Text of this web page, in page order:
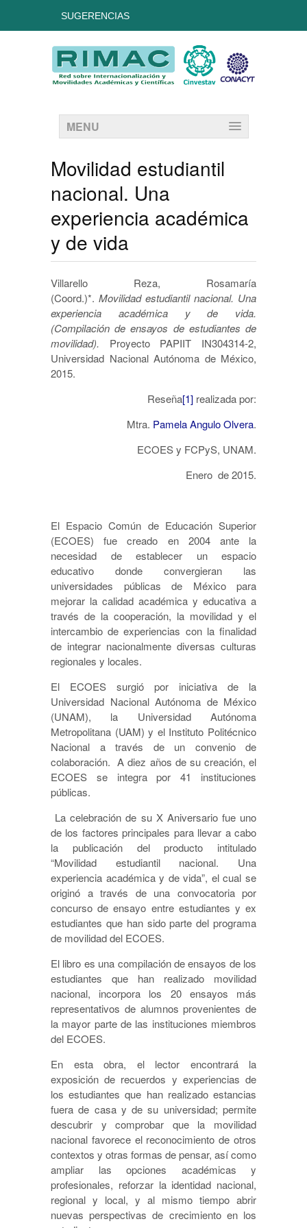
SUGERENCIAS
MENU
Movilidad estudiantil
nacional. Una
experiencia académica
y de vida
Villarello Reza, Rosamaría
(Coord.)*. Movilidad estudiantil nacional. Una
experiencia académica y de vida.
(Compilación de ensayos de estudiantes de
movilidad). Proyecto PAPIIT IN304314-2,
Universidad Nacional Autónoma de México,
2015.
Reseña[1] realizada por:
Mtra. Pamela Angulo Olvera.
ECOES y FCPyS, UNAM.
Enero de 2015.
El Espacio Común de Educación Superior
(ECOES) fue creado en 2004 ante la
necesidad de establecer un espacio
educativo donde convergieran las
universidades públicas de México para
mejorar la calidad académica y educativa a
través de la cooperación, la movilidad y el
intercambio de experiencias con la finalidad
de integrar nacionalmente diversas culturas
regionales y locales.
El ECOES surgió por iniciativa de la
Universidad Nacional Autónoma de México
(UNAM), la Universidad Autónoma
Metropolitana (UAM) y el Instituto Politécnico
Nacional a través de un convenio de
colaboración. A diez años de su creación, el
ECOES se integra por 41 instituciones
públicas.
La celebración de su X Aniversario fue uno
de los factores principales para llevar a cabo
la publicación del producto intitulado
“Movilidad estudiantil nacional. Una
experiencia académica y de vida”, el cual se
originó a través de una convocatoria por
concurso de ensayo entre estudiantes y ex
estudiantes que han sido parte del programa
de movilidad del ECOES.
El libro es una compilación de ensayos de los
estudiantes que han realizado movilidad
nacional, incorpora los 20 ensayos más
representativos de alumnos provenientes de
la mayor parte de las instituciones miembros
del ECOES.
En esta obra, el lector encontrará la
exposición de recuerdos y experiencias de
los estudiantes que han realizado estancias
fuera de casa y de su universidad; permite
descubrir y comprobar que la movilidad
nacional favorece el reconocimiento de otros
contextos y otras formas de pensar, así como
ampliar las opciones académicas y
profesionales, reforzar la identidad nacional,
regional y local, y al mismo tiempo abrir
nuevas perspectivas de crecimiento en los